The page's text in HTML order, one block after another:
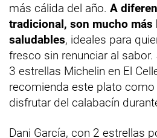
más cálida del año. A
tradicional, son mucho más
saludables, ideales para
fresco sin renunciar al
3 estrellas Michelin en El
recomienda este plato
disfrutar del calabacín
Dani García, con 2 estrellas